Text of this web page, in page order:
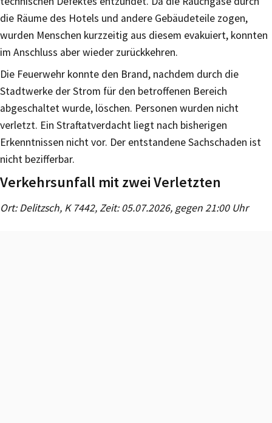
die Räume des Hotels und andere Gebäudeteile zogen,
wurden Menschen kurzzeitig aus diesem evakuiert, konnten
im Anschluss aber wieder zurückkehren.
Die Feuerwehr konnte den Brand, nachdem durch die
Stadtwerke der Strom für den betroffenen Bereich
abgeschaltet wurde, löschen. Personen wurden nicht
verletzt. Ein Straftatverdacht liegt nach bisherigen
Erkenntnissen nicht vor. Der entstandene Sachschaden ist
nicht bezifferbar.
Verkehrsunfall mit zwei Verletzten
Ort: Delitzsch, K 7442, Zeit: 05.07.2026, gegen 21:00 Uhr